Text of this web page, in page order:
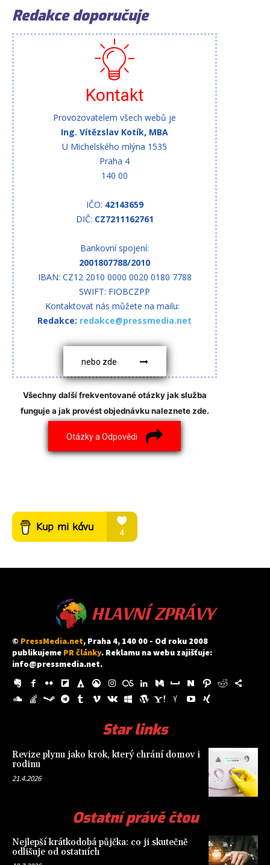
Redakce doporučuje
Kontakt
Provozovatelem všech webů je
Ing. Vítězslav Kotík, MBA
U Michelského mlýna 1535
Praha 4
140 00
IČO: 42143659
DIČ: CZ7211162761
Bankovní spojení:
2001807788/2010
IBAN: CZ12 2010 0000 0020 0180 7788
SWIFT: FIOBCZPP
Kontaktovat nás můžete na mailu:
Redakce: redakce@pressmedia.net
nebo zde
Všechny další frekventované otázky jak služba
funguje a jak provést objednávku naleznete zde.
Otázky a Odpovědi
HLAVNÍ ZPRÁVY
© PressMedia.net, Praha 4, 140 00 - Od roku 2008
publikujeme PR články. Reklamu na webu zajišťuje:
info@pressmedia.net.
Star links
Revize plynu jako krok, který chrání domov i
rodinu
21.4.2026
Ostatní právě čtou
Nejlepší krátkodobá půjčka: co ji skutečně
odlišuje od ostatních